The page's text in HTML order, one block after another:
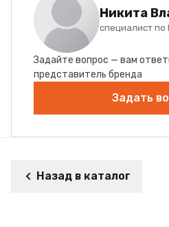
Никита
специалист
Задайте вопрос — вам
представитель бренда
Задать
Назад в каталог